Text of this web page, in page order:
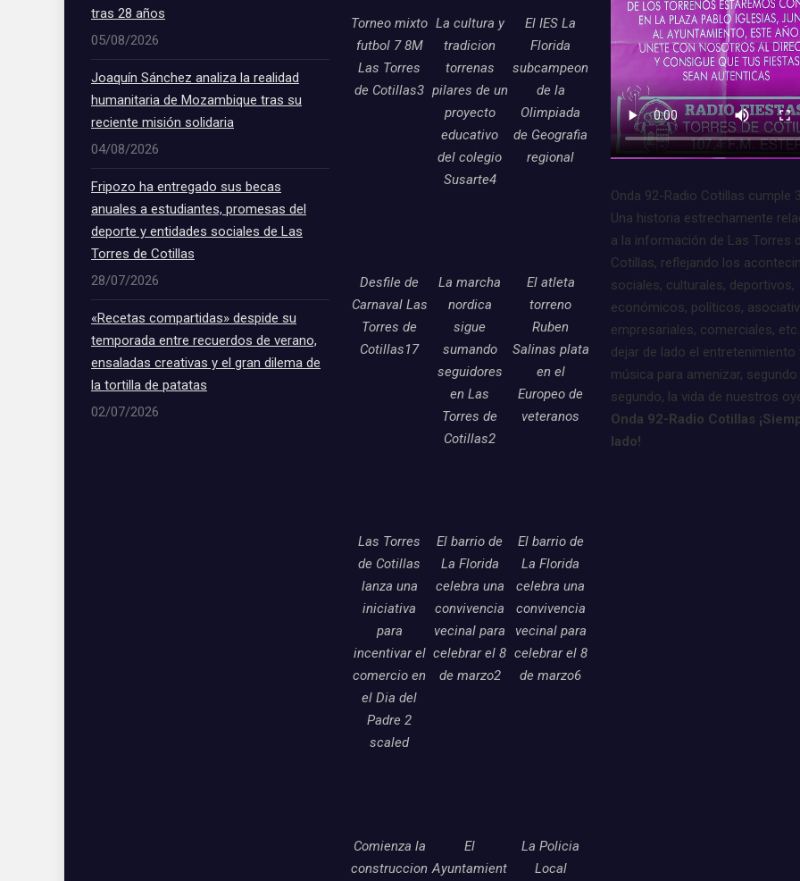
tras 28 años
05/08/2026
Joaquín Sánchez analiza la realidad
humanitaria de Mozambique tras su
reciente misión solidaria
04/08/2026
Fripozo ha entregado sus becas
anuales a estudiantes, promesas del
deporte y entidades sociales de Las
Torres de Cotillas
28/07/2026
«Recetas compartidas» despide su
temporada entre recuerdos de verano,
ensaladas creativas y el gran dilema de
la tortilla de patatas
02/07/2026
Torneo mixto
futbol 7 8M
Las Torres
de Cotillas3
La cultura y
tradicion
torrenas
pilares de un
proyecto
educativo
del colegio
Susarte4
El IES La
Florida
subcampeon
de la
Olimpiada
de Geografia
regional
Desfile de
Carnaval Las
Torres de
Cotillas17
La marcha
nordica
sigue
sumando
seguidores
en Las
Torres de
Cotillas2
El atleta
torreno
Ruben
Salinas plata
en el
Europeo de
veteranos
Las Torres
de Cotillas
lanza una
iniciativa
para
incentivar el
comercio en
el Dia del
Padre 2
scaled
El barrio de
La Florida
celebra una
convivencia
vecinal para
celebrar el 8
de marzo2
El barrio de
La Florida
celebra una
convivencia
vecinal para
celebrar el 8
de marzo6
Comienza la
construccion
El
Ayuntamient
La Policia
Local
Onda 92-Radio Cotillas cumple
Una historia estrechamente
a la información de Las Torres
Cotillas, reflejando los
sociales, culturales, deportivos,
económicos, políticos,
empresariales, comerciales,
dejar de lado el entretenimiento
música para amenizar, segundo
segundo, la vida de nuestros
Onda 92-Radio Cotillas
lado!